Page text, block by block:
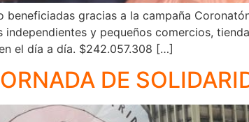
beneficiadas gracias a la campaña
independientes y pequeños comercios,
el día a día. $242.057.308 […]
DE